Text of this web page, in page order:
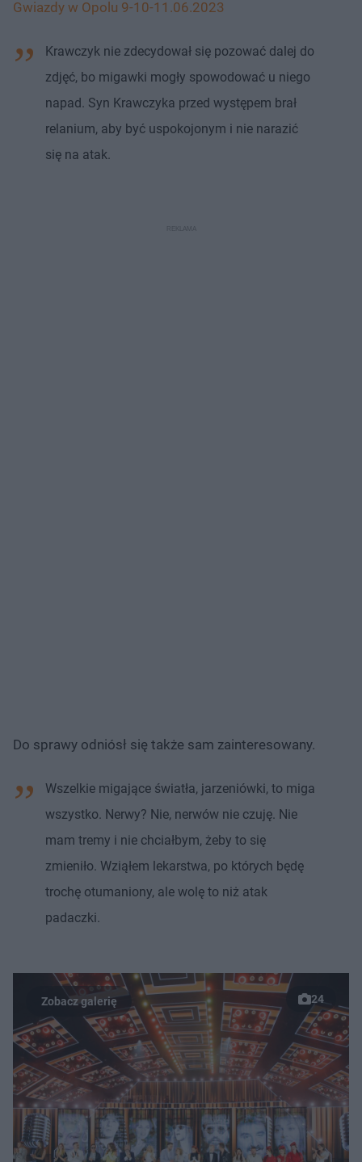
Gwiazdy w Opolu 9-10-11.06.2023
Krawczyk nie zdecydował się pozować dalej do
zdjęć, bo migawki mogły spowodować u niego
napad. Syn Krawczyka przed występem brał
relanium, aby być uspokojonym i nie narazić
się na atak.
Do sprawy odniósł się także sam zainteresowany.
Wszelkie migające światła, jarzeniówki, to miga
wszystko. Nerwy? Nie, nerwów nie czuję. Nie
mam tremy i nie chciałbym, żeby to się
zmieniło. Wziąłem lekarstwa, po których będę
trochę otumaniony, ale wolę to niż atak
padaczki.
24